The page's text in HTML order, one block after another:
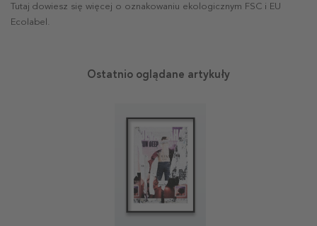
Tutaj dowiesz się więcej o oznakowaniu ekologicznym FSC i EU
Ecolabel.
Ostatnio oglądane artykuły